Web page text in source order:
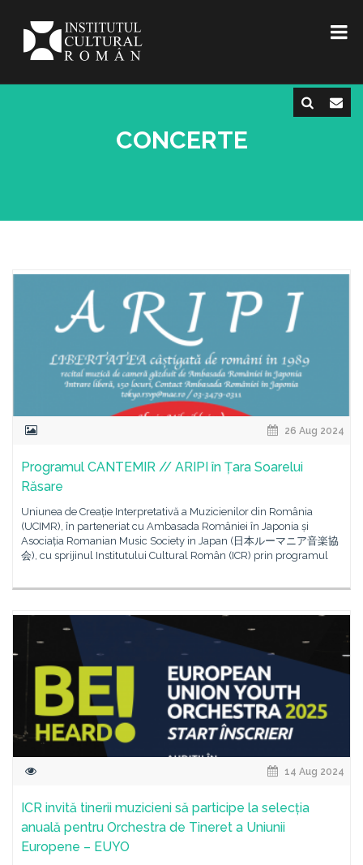
CONCERTE
26 Aug 2024
Programul CANTEMIR // ARIPI în Țara Soarelui
Răsare
Uniunea de Creație Interpretativă a Muzicienilor din România
(UCIMR), în parteneriat cu Ambasada României în Japonia și
Asociația Romanian Music Society in Japan (日本ルーマニア音楽協
会), cu sprijinul Institutului Cultural Român (ICR) prin programul
14 Aug 2024
ICR invită tinerii muzicieni să participe la selecția
anuală pentru Orchestra de Tineret a Uniunii
Europene – EUYO